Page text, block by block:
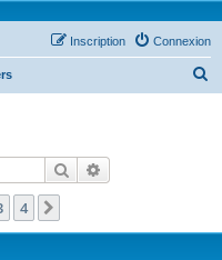
Connexion
Inscription
c
Rechercher
4